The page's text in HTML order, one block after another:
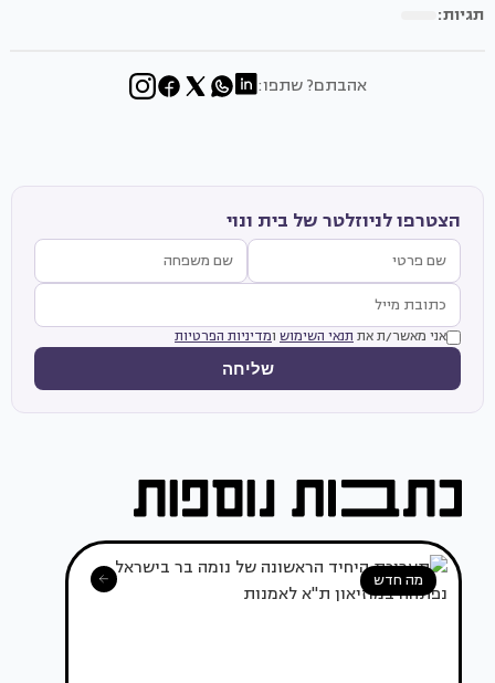
תגיות:
אהבתם? שתפו:
הצטרפו לניוזלטר של בית ונוי
אני מאשר/ת את תנאי השימוש ומדיניות הפרטיות
שליחה
מה חדש